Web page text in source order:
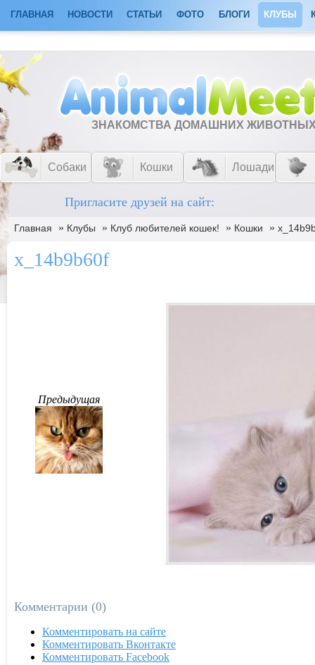
ГЛАВНАЯ НОВОСТИ СТАТЬИ ФОТО БЛОГИ КЛУБЫ
ЗНАКОМСТВА ДОМАШНИХ
Собаки Кошки Лошади
Пригласите друзей на сайт:
Главная » Клубы » Клуб любителей кошек! » Кошки »
x_14b9b60f
Предыдущая
Комментарии (0)
Комментировать на сайте
Комментировать Вконтакте
Комментировать Facebook